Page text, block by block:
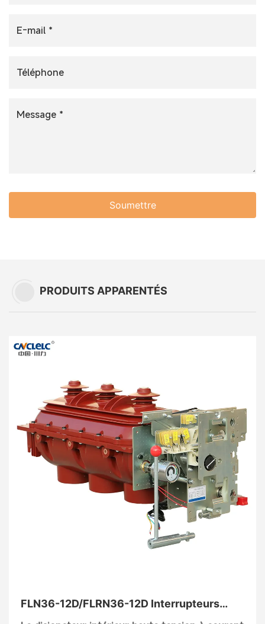
Soumettre
PRODUITS APPARENTÉS
FLN36-12D/FLRN36-12D Interrupteurs
moyenne tension Interrupteur à coupure